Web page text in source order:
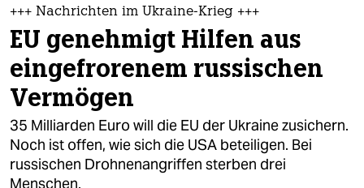
themen
politik
öko
gesellschaft
kultur
+++ Nachrichten im Ukraine-Krieg +++
EU genehmigt Hilfen aus
eingefrorenem russischen
Vermögen
35 Milliarden Euro will die EU der Ukraine zusichern.
Noch ist offen, wie sich die USA beteiligen. Bei
russischen Drohnenangriffen sterben drei
Menschen.